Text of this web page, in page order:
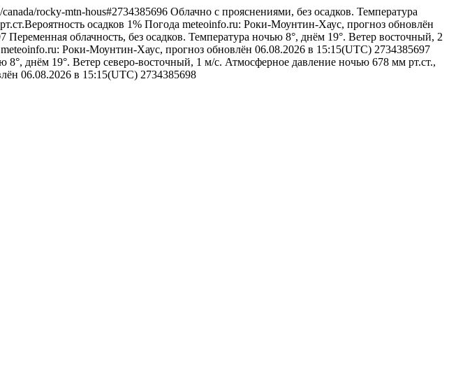
rocky-mtn-hous#2734385696 Облачно с прояснениями, без осадков. Температура
осадков 1% Погода meteoinfo.ru: Роки-Моунтин-Хаус, прогноз обновлён
Переменная облачность, без осадков. Температура ночью 8°, днём 19°. Ветер восточный, 2
meteoinfo.ru: Роки-Моунтин-Хаус, прогноз обновлён 06.08.2026 в 15:15(UTC) 2734385697
8°, днём 19°. Ветер северо-восточный, 1 м/с. Атмосферное давление ночью 678 мм рт.ст.,
06.08.2026 в 15:15(UTC) 2734385698